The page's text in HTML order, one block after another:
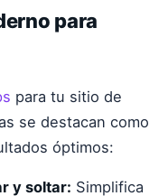
para
para tu sitio de
se destacan como
óptimos:
y soltar: Simplifica